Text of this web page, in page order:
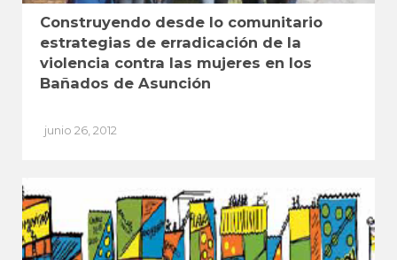
Construyendo desde lo comunitario
estrategias de erradicación de la
violencia contra las mujeres en los
Bañados de Asunción
junio 26, 2012